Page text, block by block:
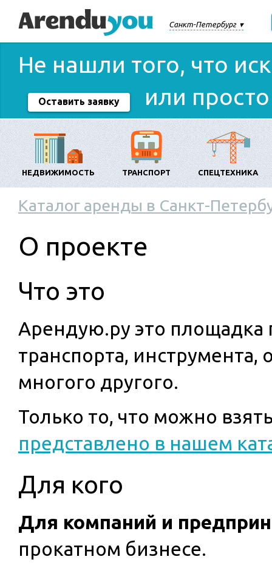
Санкт-Петербург
Не нашли того, что
Оставить заявку или
НЕДВИЖИМОСТЬ ТРАНСПОРТ СПЕЦТЕХНИКА
Каталог аренды в Санкт-
О проекте
Что это
Арендую.ру это
транспорта,
многого другого.
Только то, что можно
представлено в нашем
Для кого
Для компаний и
прокатном бизнесе.